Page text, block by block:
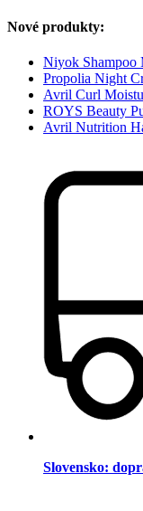
Nové produkty:
Niyok Shampoo
Propolia Night
Avril Curl
ROYS Beauty
Avril Nutrition
Slovensko: